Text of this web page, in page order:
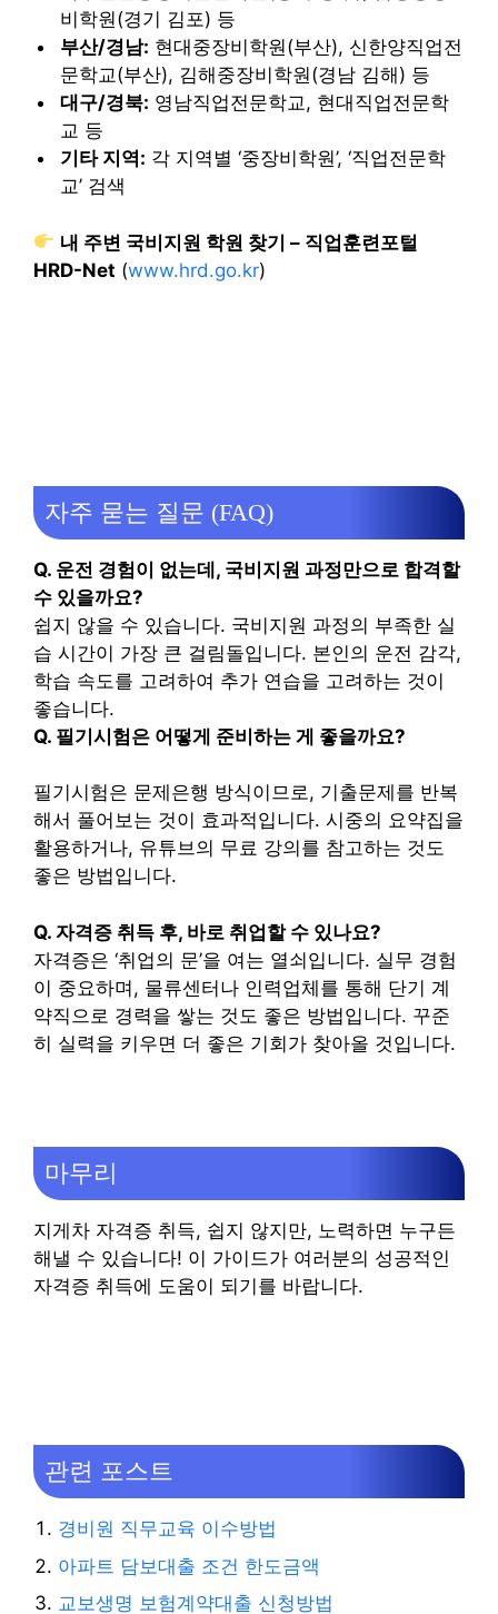
비학원(경기 김포) 등
부산/경남: 현대중장비학원(부산), 신한양직업전
문학교(부산), 김해중장비학원(경남 김해) 등
대구/경북: 영남직업전문학교, 현대직업전문학
교 등
기타 지역: 각 지역별 ‘중장비학원’, ‘직업전문학
교’ 검색
내 주변 국비지원 학원 찾기 – 직업훈련포털
HRD-Net (www.hrd.go.kr)
자주 묻는 질문 (FAQ)
Q. 운전 경험이 없는데, 국비지원 과정만으로 합격할
수 있을까요?
쉽지 않을 수 있습니다. 국비지원 과정의 부족한 실
습 시간이 가장 큰 걸림돌입니다. 본인의 운전 감각,
학습 속도를 고려하여 추가 연습을 고려하는 것이
좋습니다.
Q. 필기시험은 어떻게 준비하는 게 좋을까요?
필기시험은 문제은행 방식이므로, 기출문제를 반복
해서 풀어보는 것이 효과적입니다. 시중의 요약집을
활용하거나, 유튜브의 무료 강의를 참고하는 것도
좋은 방법입니다.
Q. 자격증 취득 후, 바로 취업할 수 있나요?
자격증은 ‘취업의 문’을 여는 열쇠입니다. 실무 경험
이 중요하며, 물류센터나 인력업체를 통해 단기 계
약직으로 경력을 쌓는 것도 좋은 방법입니다. 꾸준
히 실력을 키우면 더 좋은 기회가 찾아올 것입니다.
마무리
지게차 자격증 취득, 쉽지 않지만, 노력하면 누구든
해낼 수 있습니다! 이 가이드가 여러분의 성공적인
자격증 취득에 도움이 되기를 바랍니다.
관련 포스트
경비원 직무교육 이수방법
아파트 담보대출 조건 한도금액
교보생명 보험계약대출 신청방법